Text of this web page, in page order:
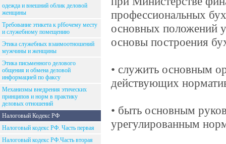
одежда и внешний облик деловой
женщины
Требование этикета к рfбочему месту
и служебному помещению
Этика служебных взаимоотношений
мужчины и женщины
Этика письменного делового
общения и обмена деловой
информацией по факсу
Механизмы внедрения этических
принципов и норм в практику
деловых отношений
Налоговый Кодекс РФ
Налоговый кодекс РФ. Часть первая
Налоговый кодекс РФ.Часть вторая
профессиональных
основных положений
основы построения
• служить основным
действующих
• быть основным
урегулированным